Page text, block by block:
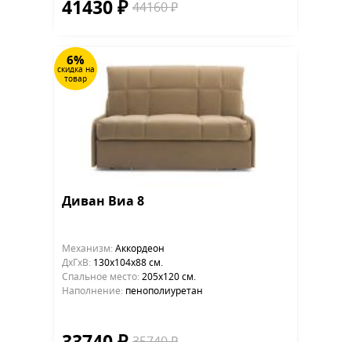
41430 ₽ 44160 ₽
6%
скидка на
товар
Диван Виа 8
Механизм: Аккордеон
ДхГхВ: 130х104x88 см.
Cпальное место: 205х120 см.
Наполнение: пенополиуретан